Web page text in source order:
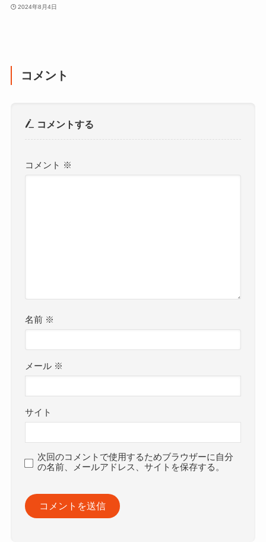
2024年8月4日
コメント
コメントする
コメント ※
名前 ※
メール ※
サイト
次回のコメントで使用するためブラウザーに自分
の名前、メールアドレス、サイトを保存する。